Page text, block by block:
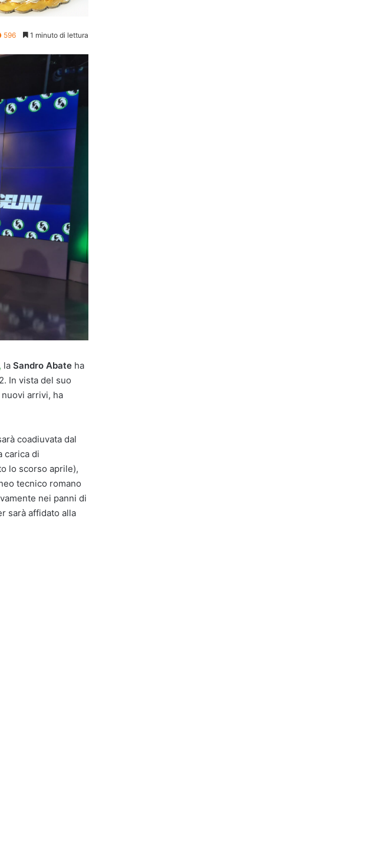
596 1 minuto di lettura
la Sandro Abate ha
In vista del suo
arrivi, ha
coadiuvata dal
carica di
lo scorso aprile),
tecnico romano
nei panni di
sarà affidato alla